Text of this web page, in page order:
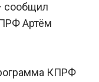
сообщил
Артём
КПРФ